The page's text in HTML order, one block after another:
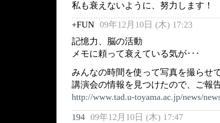
私も衰えないように、努力します！
+FUN 09年12月10日 (木) 17:23
記憶力、脳の活動
メモに頼って衰えている気が･･･
みんなの時間を使って写真を撮らせ
講演会の情報を見つけたので、ご報
http://www.tad.u-toyama.ac.jp/news/
194 09年12月10日 (木) 17:47